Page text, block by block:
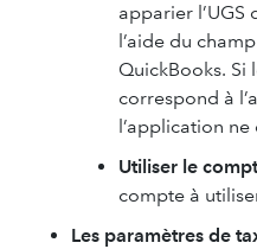
apparier
l’aide du
QuickBooks.
correspond à
l’application
Utiliser le
compte à
Les paramètres de